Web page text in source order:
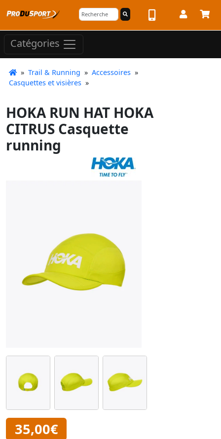
Catégories
» Trail & Running » Accessoires »
Casquettes et visières »
HOKA RUN HAT HOKA
CITRUS Casquette
running
35,00€